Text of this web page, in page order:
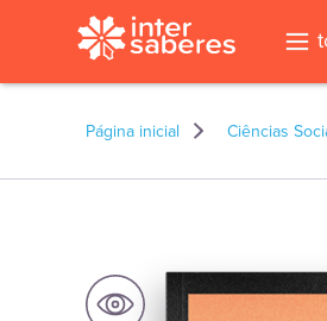
Página inicial Ciências